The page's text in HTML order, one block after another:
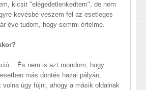
kicsit "elégedetlenkedtem", de nem
kevésbé veszem fel az esetleges
éve tudom, hogy semmi értelme.
És nem is azt mondom, hogy
más döntés hazai pályán,
volna úgy fújni, ahogy a másik oldalnak